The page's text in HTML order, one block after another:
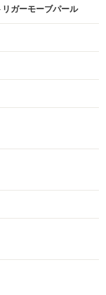
リガーモーブパール